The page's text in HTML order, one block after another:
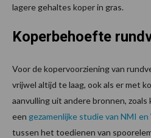
lagere gehaltes koper in gras.
Koperbehoefte
Voor de kopervoorziening van
vrijwel altijd te laag, ook als er met
aanvulling uit andere bronnen, zoals
een gezamenlijke studie van NMI en
tussen het toedienen van